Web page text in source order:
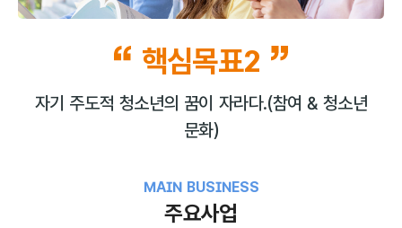
핵심목표2
자기 주도적 청소년의 꿈이 자라다.(참여 & 청소년
문화)
MAIN BUSINESS
주요사업